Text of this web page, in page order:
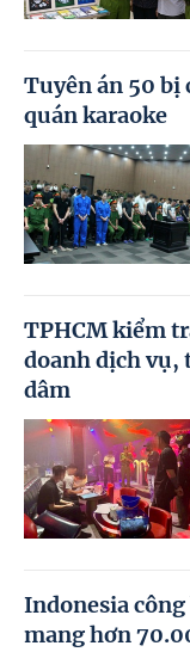
Tuyên án 50 bị
quán karaoke
TPHCM kiểm
doanh dịch vụ,
dâm
Indonesia
mang hơn